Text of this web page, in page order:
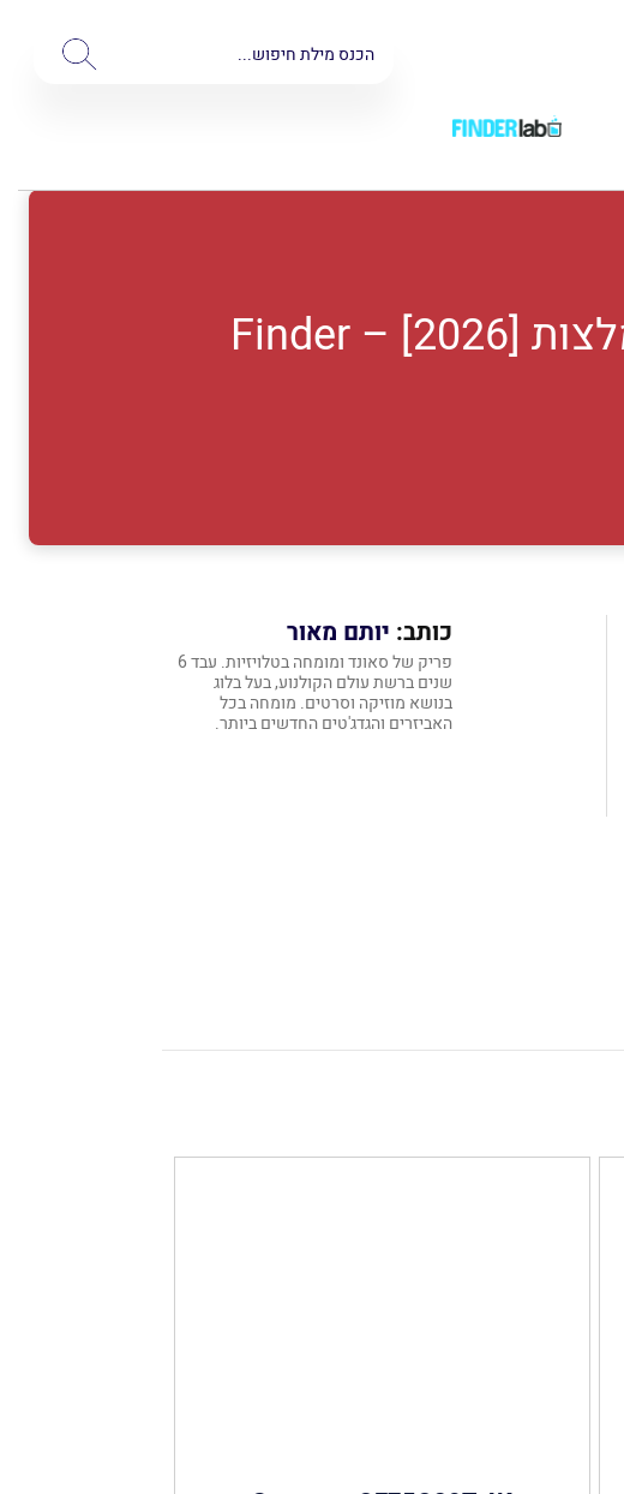
כותב: יותם מאור
פריק של סאונד ומומחה בטלויזיות. עבד 6
שנים ברשת עולם הקולנוע, בעל בלוג
בנושא מוזיקה וסרטים. מומחה בכל
האביזרים והגדג'טים החדשים ביותר.